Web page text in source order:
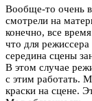
Вообще-то очень
смотрели на
конечно, все
что для
середина сцены
В этом случае
с этим работать.
краски на сцене.